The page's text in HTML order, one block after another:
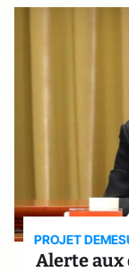
PROJET
Alerte aux